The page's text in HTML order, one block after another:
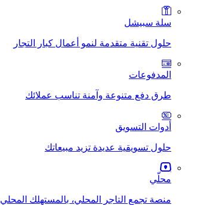
سلة سبيشل
حلول تقنية متقدمة لنمو أعمال كبار التجار
المدفوعات
طرق دفع متنوعة وآمنة تناسب عملائك
أدوات التسويق
حلول تسويقية عديدة تزيد مبيعاتك
محلّي
منصة تجمع التاجر المحلي، بالمستهلك المحلي